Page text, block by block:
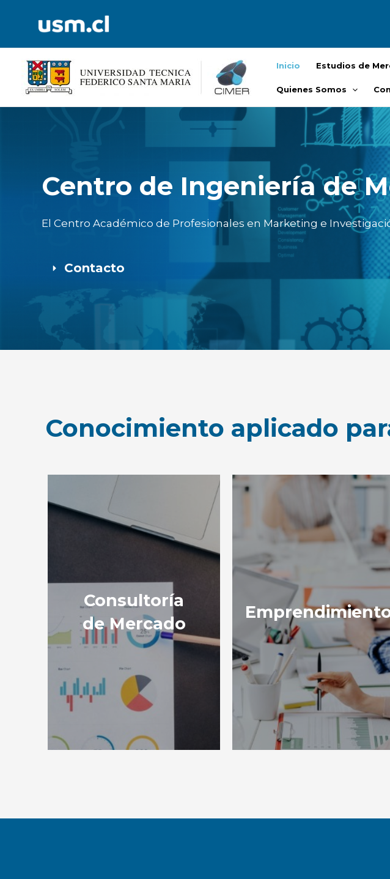
Inicio Estudios de
Quienes Somos
Centro de Ingeniería de
El Centro Académico de Profesionales en Marketing e
Contacto
Conocimiento aplicado
Consultoría
de Mercado